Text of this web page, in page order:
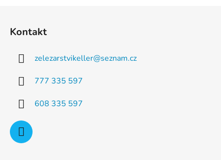
v
Kontakt
zelezarstvikeller@seznam.cz
777 335 597
608 335 597